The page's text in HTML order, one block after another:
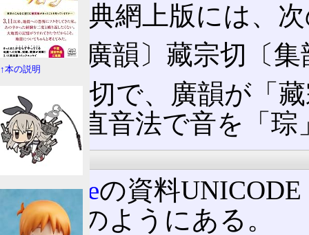
康熙字典網上版には、
孮 〔廣韻〕藏󠄀宗切〔集
音は反切で、廣韻が「
集韻は直音法で音を「
他の資料
Unicodeの資料
は、次のようにある。
↑本の説明